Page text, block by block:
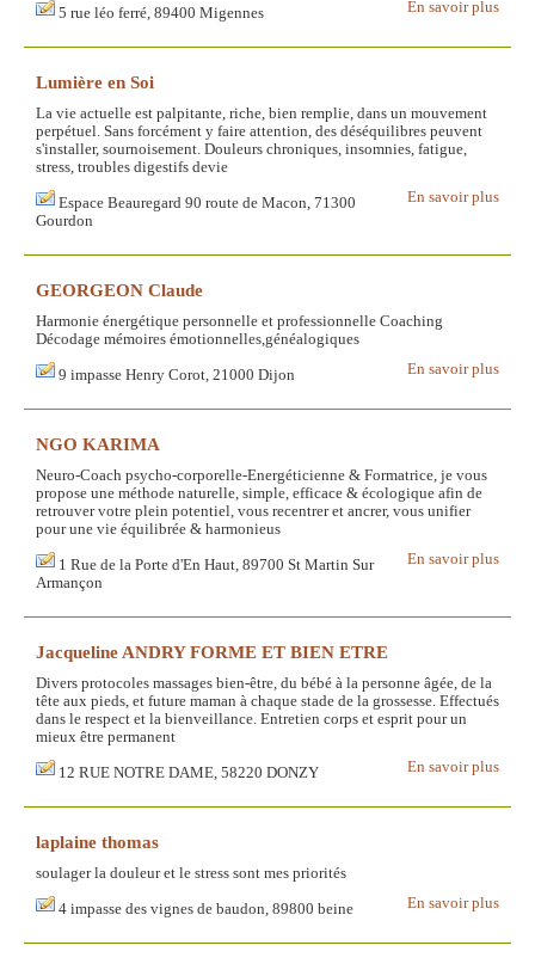
En savoir plus
5 rue léo ferré, 89400 Migennes
Lumière en Soi
La vie actuelle est palpitante, riche, bien remplie, dans un mouvement
perpétuel. Sans forcément y faire attention, des déséquilibres peuvent
s'installer, sournoisement. Douleurs chroniques, insomnies, fatigue,
stress, troubles digestifs devie
En savoir plus
Espace Beauregard 90 route de Macon, 71300
Gourdon
GEORGEON Claude
Harmonie énergétique personnelle et professionnelle Coaching
Décodage mémoires émotionnelles,généalogiques
En savoir plus
9 impasse Henry Corot, 21000 Dijon
NGO KARIMA
Neuro-Coach psycho-corporelle-Energéticienne & Formatrice, je vous
propose une méthode naturelle, simple, efficace & écologique afin de
retrouver votre plein potentiel, vous recentrer et ancrer, vous unifier
pour une vie équilibrée & harmonieus
En savoir plus
1 Rue de la Porte d'En Haut, 89700 St Martin Sur
Armançon
Jacqueline ANDRY FORME ET BIEN ETRE
Divers protocoles massages bien-être, du bébé à la personne âgée, de la
tête aux pieds, et future maman à chaque stade de la grossesse. Effectués
dans le respect et la bienveillance. Entretien corps et esprit pour un
mieux être permanent
En savoir plus
12 RUE NOTRE DAME, 58220 DONZY
laplaine thomas
soulager la douleur et le stress sont mes priorités
En savoir plus
4 impasse des vignes de baudon, 89800 beine